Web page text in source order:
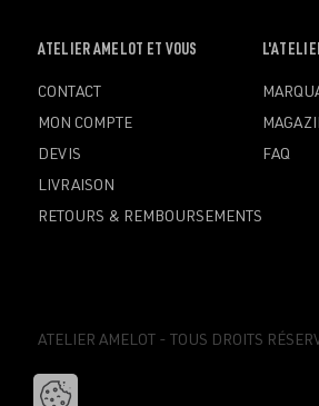
OUVRIR
MENU
ATELIER AMELOT ET VOUS
CONTACT
MON COMPTE
DEVIS
LIVRAISON
RETOURS & REMBOURSEMENTS
OUVRIR
MENU
FAQ
ATELIER AMELOT - TOUS DROITS